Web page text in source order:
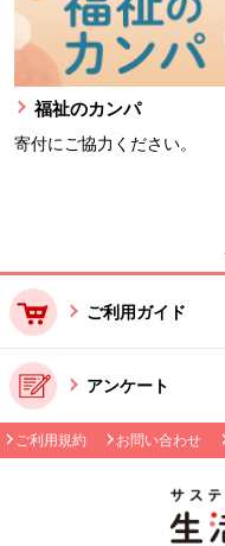
福祉のカンパ
寄付にご協力ください。
ご利用ガイド
アンケート
ご利用規約 お問い合わせ